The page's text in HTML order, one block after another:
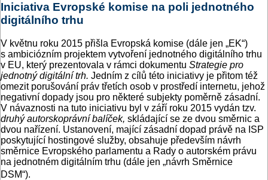
Iniciativa Evropské komise na poli jednotného
digitálního trhu
V květnu roku 2015 přišla Evropská komise (dále jen „EK“)
s ambiciózním projektem vytvoření jednotného digitálního trhu
v EU, který prezentovala v rámci dokumentu Strategie pro
jednotný digitální trh. Jedním z cílů této iniciativy je přitom též
omezit porušování práv třetích osob v prostředí internetu, jehož
negativní dopady jsou pro některé subjekty poměrně zásadní.
V návaznosti na tuto iniciativu byl v září roku 2015 vydán tzv.
druhý autorskoprávní balíček, skládající se ze dvou směrnic a
dvou nařízení. Ustanovení, mající zásadní dopad právě na ISP
poskytující hostingové služby, obsahuje především návrh
směrnice Evropského parlamentu a Rady o autorském právu
na jednotném digitálním trhu (dále jen „návrh Směrnice
DSM“).